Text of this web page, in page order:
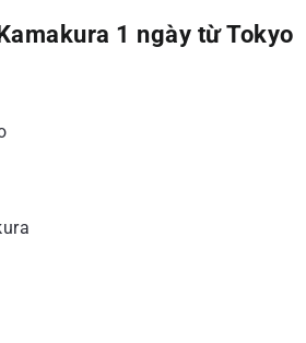
1 ngày từ Tokyo